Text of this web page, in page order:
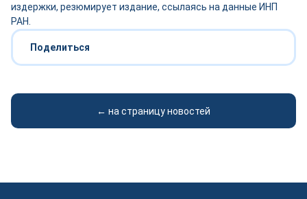
издержки, резюмирует издание, ссылаясь на данные ИНП
РАН.
Поделиться
← на страницу новостей